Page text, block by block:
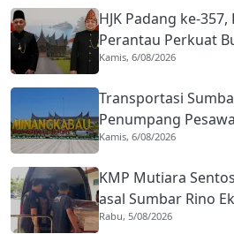
HJK Padang ke-
Perantau Perkuat
Kota Gastronomi
Kamis, 6/08/2026
Transportasi
Penumpang
Naik Hampir 33
Kamis, 6/08/2026
KMP Mutiara
asal Sumbar Rino
ke Agam
Rabu, 5/08/2026